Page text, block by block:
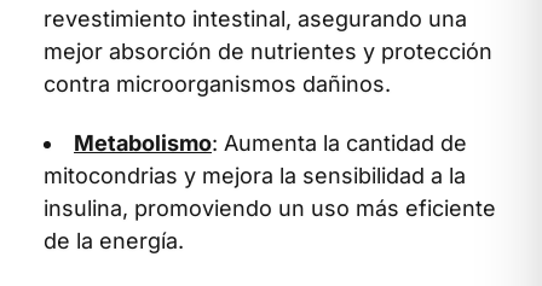
revestimiento intestinal, asegurando una
mejor absorción de nutrientes y protección
contra microorganismos dañinos.
Metabolismo: Aumenta la cantidad de
mitocondrias y mejora la sensibilidad a la
insulina, promoviendo un uso más eficiente
de la energía.